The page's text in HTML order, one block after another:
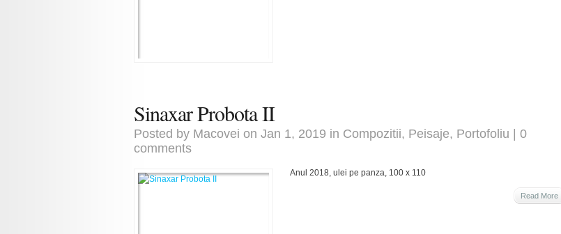
Sinaxar Probota II
Posted by Macovei on Jan 1, 2019 in Compozitii, Peisaje, Portofoliu
0
comments
Anul 2018, ulei pe panza, 100 x 110
Read More